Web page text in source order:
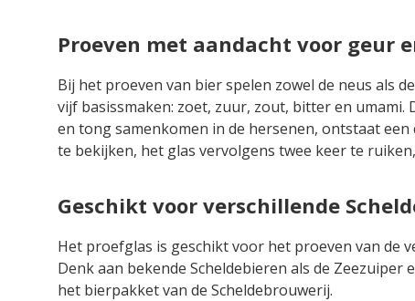
Proeven met aandacht voor geur
Bij het proeven van bier spelen zowel de neus als
vijf basissmaken: zoet, zuur, zout, bitter en umami.
en tong samenkomen in de hersenen, ontstaat
te bekijken, het glas vervolgens twee keer te
Geschikt voor verschillende
Het proefglas is geschikt voor het proeven van de
Denk aan bekende Scheldebieren als de Zeezuiper
het bierpakket van de Scheldebrouwerij.